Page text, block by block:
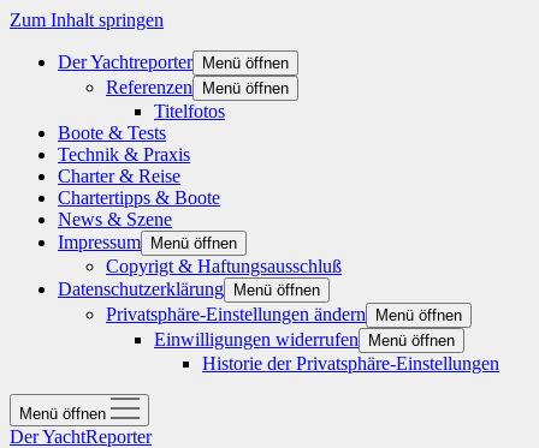
Zum Inhalt springen
Der Yachtreporter Menü öffnen
Referenzen Menü öffnen
Titelfotos
Boote & Tests
Technik & Praxis
Charter & Reise
Chartertipps & Boote
News & Szene
Impressum
Menü öffnen
Copyrigt & Haftungsausschluß
Datenschutzerklärung
Menü öffnen
Privatsphäre-Einstellungen ändern Menü öffnen
Einwilligungen widerrufen Menü öffnen
Historie der Privatsphäre-Einstellungen
Menü öffnen
Der YachtReporter